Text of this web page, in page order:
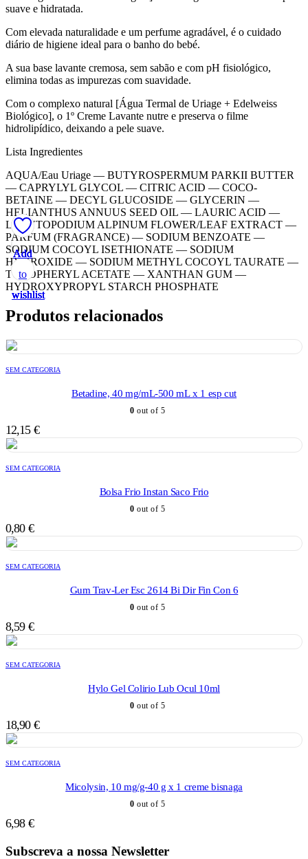
suave e hidratada.
Com elevada naturalidade e um perfume agradável, é o cuidado
diário de higiene ideal para o banho do bebé.
A sua base lavante cremosa, sem sabão e com pH fisiológico,
elimina todas as impurezas com suavidade.
Com o complexo natural [Água Termal de Uriage + Edelweiss
Biológico], o 1º Creme Lavante nutre e preserva o filme
hidrolipídico, deixando a pele suave.
Lista Ingredientes
AQUA/Eau Uriage — BUTYROSPERMUM PARKII BUTTER
— CAPRYLYL GLYCOL — CITRIC ACID — COCO-
BETAINE — DECYL GLUCOSIDE — GLYCERIN —
HELIANTHUS ANNUUS SEED OIL — LAURIC ACID —
LEONTOPODIUM ALPINUM FLOWER/LEAF EXTRACT —
PARFUM (FRAGRANCE) — SODIUM BENZOATE —
SODIUM COCOYL ISETHIONATE — SODIUM
HYDROXIDE — SODIUM METHYL COCOYL TAURATE —
TOCOPHERYL ACETATE — XANTHAN GUM —
HYDROXYPROPYL STARCH PHOSPHATE
Produtos relacionados
Add
to
wishlist
SEM CATEGORIA
Betadine, 40 mg/mL-500 mL x 1 esp cut
0 out of 5
12,15 €
Add
to
wishlist
SEM CATEGORIA
Bolsa Frio Instan Saco Frio
0 out of 5
0,80 €
Add
to
wishlist
SEM CATEGORIA
Gum Trav-Ler Esc 2614 Bi Dir Fin Con 6
0 out of 5
8,59 €
Add
to
wishlist
SEM CATEGORIA
Hylo Gel Colirio Lub Ocul 10ml
0 out of 5
18,90 €
Add
to
wishlist
SEM CATEGORIA
Micolysin, 10 mg/g-40 g x 1 creme bisnaga
0 out of 5
6,98 €
Subscreva a nossa Newsletter